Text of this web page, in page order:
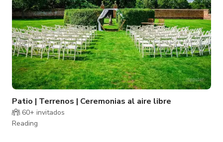
Patio | Terrenos | Ceremonias al aire libre
60+ invitados
Reading